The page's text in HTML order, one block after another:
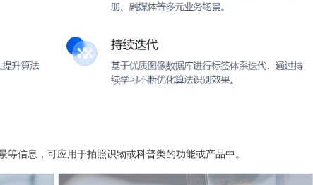
信息，可应用于拍照识物或科普类的功能或产品中。